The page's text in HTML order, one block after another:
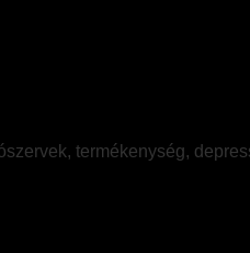
termékenység,